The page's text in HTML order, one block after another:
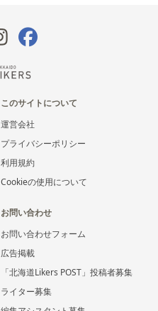
このサイトについて
運営会社
プライバシーポリシー
利用規約
Cookieの使用について
お問い合わせ
お問い合わせフォーム
広告掲載
「北海道Likers POST」投稿者募集
ライター募集